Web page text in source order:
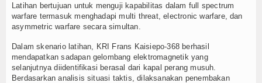
Olahraga
Religi
Latihan bertujuan untuk menguji kapabilitas dalam full spectrum
warfare termasuk menghadapi multi threat, electronic warfare, dan
asymmetric warfare secara simultan.
Dalam skenario latihan, KRI Frans Kaisiepo-368 berhasil
mendapatkan sadapan gelombang elektromagnetik yang
selanjutnya diidentifikasi berasal dari kapal perang musuh.
Berdasarkan analisis situasi taktis, dilaksanakan penembakan